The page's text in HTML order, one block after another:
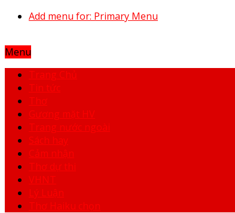
Add menu for: Primary Menu
Menu
Trang Chủ
Tin tức
Thơ
Gương mặt HV
Trang nước ngoài
Sách hay
Cảm nhận
Thơ dự thi
VHNT
Lý Luận
Thơ Haiku chọn